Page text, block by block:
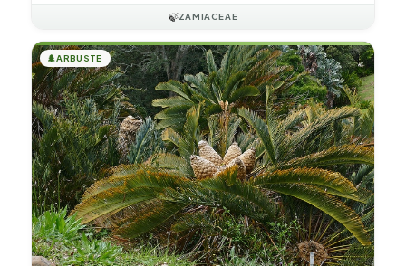
🍃ZAMIACEAE
🌲ARBUSTE